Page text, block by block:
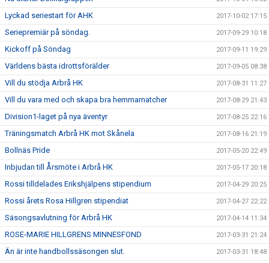
Lyckad seriestart för AHK 2017-10-02 17:15
Seriepremiär på söndag. 2017-09-29 10:18
Kickoff på Söndag 2017-09-11 19:29
Världens bästa idrottsförälder 2017-09-05 08:38
Vill du stödja Arbrå HK 2017-08-31 11:27
Vill du vara med och skapa bra hemmamatcher 2017-08-29 21:43
Division1-laget på nya äventyr 2017-08-25 22:16
Träningsmatch Arbrå HK mot Skånela 2017-08-16 21:19
Bollnäs Pride 2017-05-20 22:49
Inbjudan till Årsmöte i Arbrå HK 2017-05-17 20:18
Rossi tilldelades Erikshjälpens stipendium 2017-04-29 20:25
Rossi årets Rosa Hillgren stipendiat 2017-04-27 22:22
Säsongsavlutning för Arbrå HK 2017-04-14 11:34
ROSE-MARIE HILLGRENS MINNESFOND 2017-03-31 21:24
Än är inte handbollssäsongen slut. 2017-03-31 18:48